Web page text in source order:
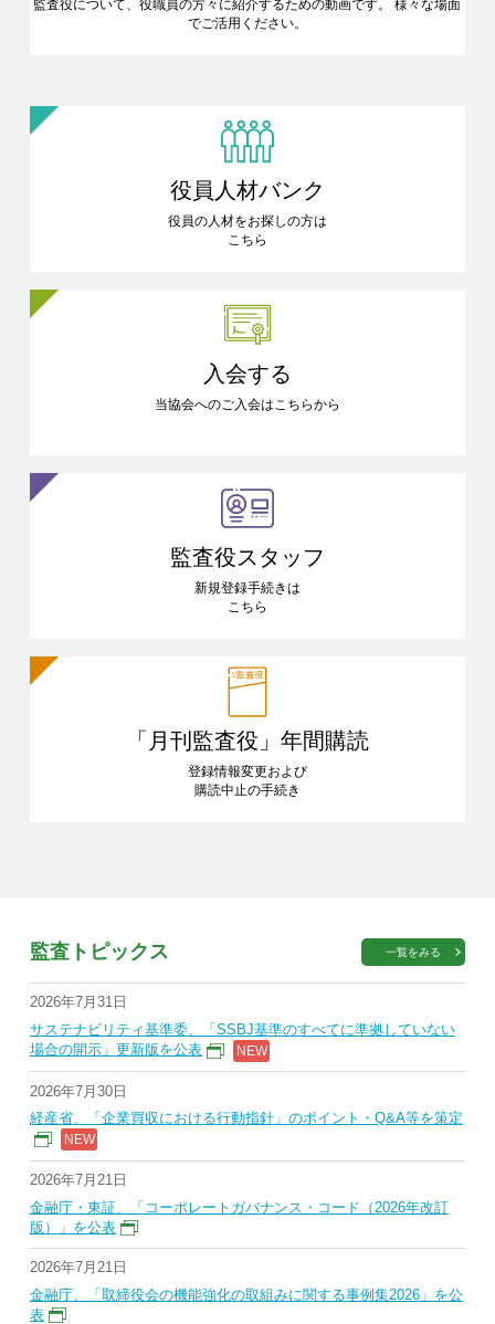
監査役について、役職員の方々に紹介するための動画です。
様々な場面
でご活用ください。
役員人材バンク
役員の人材をお探しの方は
こちら
入会する
当協会へのご入会はこちらから
監査役スタッフ
新規登録手続きは
こちら
「月刊監査役」 年間購読
登録情報変更および
購読中止の手続き
監査トピックス 一覧をみる
2026年7月31日
サステナビリティ基準委、「SSBJ基準のすべてに準拠していない
場合の開示」更新版を公表
2026年7月30日
経産省、「企業買収における行動指針」のポイント・Q&A等を策定
2026年7月21日
金融庁・東証、「コーポレートガバナンス・コード（2026年改訂
版）」を公表
2026年7月21日
金融庁、「取締役会の機能強化の取組みに関する事例集2026」を公
表